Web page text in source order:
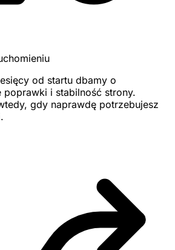
od startu dbamy o
poprawki i stabilność strony.
gdy naprawdę potrzebujesz